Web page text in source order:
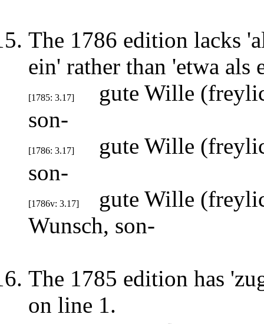
The 1786 edition lacks
ein' rather than 'etwa als
[1785: 3.17]
gute Wille
son-
[1786: 3.17]
gute Wille
son-
[1786v: 3.17]
gute Wille
Wunsch, son-
The 1785 edition has
on line 1.